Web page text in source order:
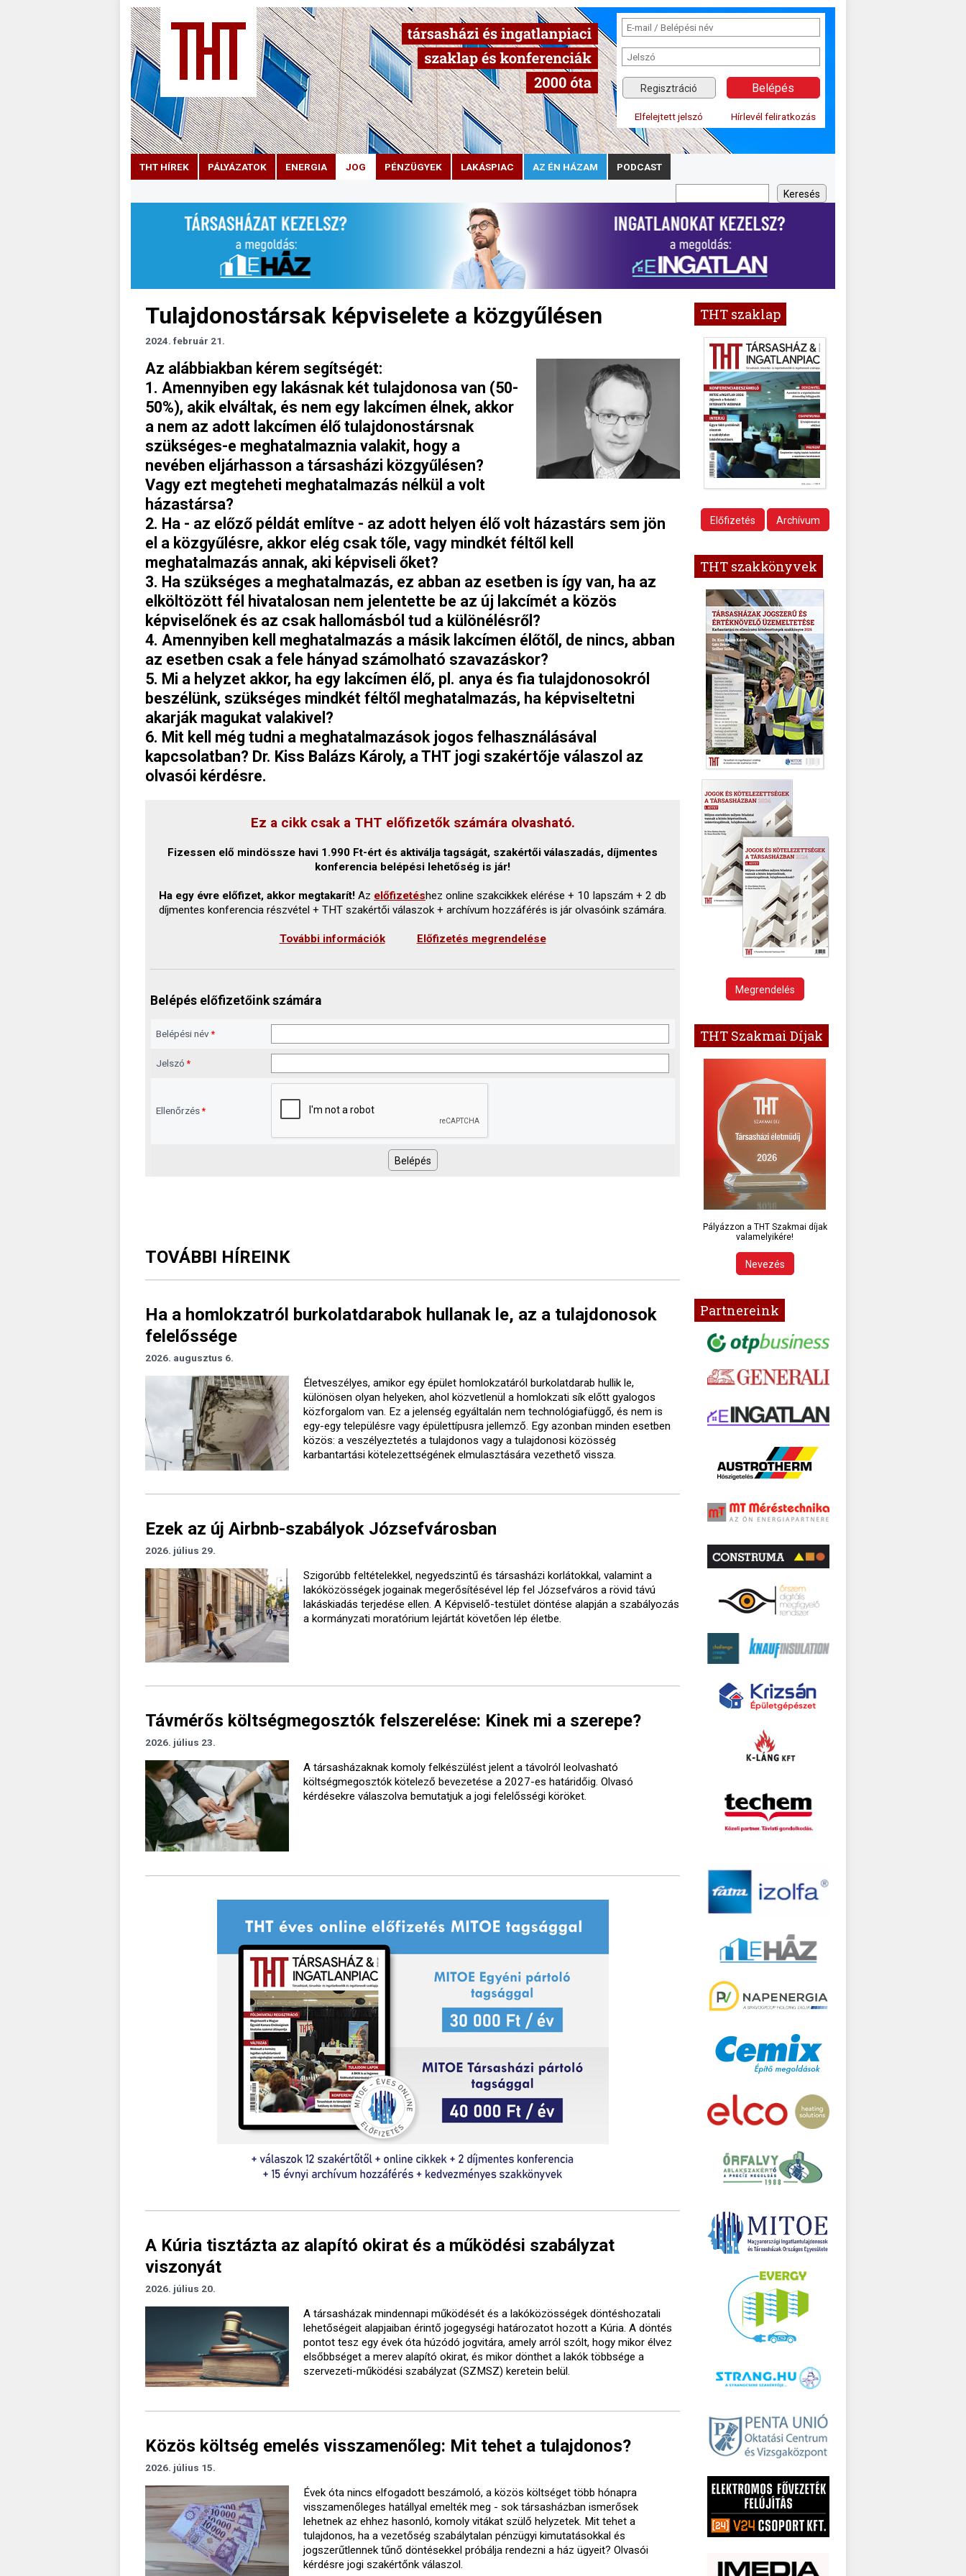
Regisztráció
Elfelejtett jelszó Hírlevél feliratkozás
THT HÍREK PÁLYÁZATOK ENERGIA JOG PÉNZÜGYEK LAKÁSPIAC AZ ÉN HÁZAM PODCAST
Tulajdonostársak képviselete a közgyűlésen
2024. február 21.
Az alábbiakban kérem segítségét:
1. Amennyiben egy lakásnak két tulajdonosa van (50-
50%), akik elváltak, és nem egy lakcímen élnek, akkor
a nem az adott lakcímen élő tulajdonostársnak
szükséges-e meghatalmaznia valakit, hogy a
nevében eljárhasson a társasházi közgyűlésen?
Vagy ezt megteheti meghatalmazás nélkül a volt
házastársa?
2. Ha - az előző példát említve - az adott helyen élő volt házastárs sem jön
el a közgyűlésre, akkor elég csak tőle, vagy mindkét féltől kell
meghatalmazás annak, aki képviseli őket?
3. Ha szükséges a meghatalmazás, ez abban az esetben is így van, ha az
elköltözött fél hivatalosan nem jelentette be az új lakcímét a közös
képviselőnek és az csak hallomásból tud a különélésről?
4. Amennyiben kell meghatalmazás a másik lakcímen élőtől, de nincs, abban
az esetben csak a fele hányad számolható szavazáskor?
5. Mi a helyzet akkor, ha egy lakcímen élő, pl. anya és fia tulajdonosokról
beszélünk, szükséges mindkét féltől meghatalmazás, ha képviseltetni
akarják magukat valakivel?
6. Mit kell még tudni a meghatalmazások jogos felhasználásával
kapcsolatban? Dr. Kiss Balázs Károly, a THT jogi szakértője válaszol az
olvasói kérdésre.
Ez a cikk csak a THT előfizetők számára olvasható.
Fizessen elő mindössze havi 1.990 Ft-ért és aktiválja tagságát, szakértői válaszadás, díjmentes
konferencia belépési lehetőség is jár!
Ha egy évre előfizet, akkor megtakarít! Az előfizetéshez online szakcikkek elérése + 10 lapszám + 2 db
díjmentes konferencia részvétel + THT szakértői válaszok + archívum hozzáférés is jár olvasóink számára.
További információk Előfizetés megrendelése
Belépés előfizetőink számára
Belépési név *
Jelszó *
Ellenőrzés *
TOVÁBBI HÍREINK
Ha a homlokzatról burkolatdarabok hullanak le, az a tulajdonosok
felelőssége
2026. augusztus 6.
Életveszélyes, amikor egy épület homlokzatáról burkolatdarab hullik le,
különösen olyan helyeken, ahol közvetlenül a homlokzati sík előtt gyalogos
közforgalom van. Ez a jelenség egyáltalán nem technológiafüggő, és nem is
egy-egy településre vagy épülettípusra jellemző. Egy azonban minden esetben
közös: a veszélyeztetés a tulajdonos vagy a tulajdonosi közösség
karbantartási kötelezettségének elmulasztására vezethető vissza.
Ezek az új Airbnb-szabályok Józsefvárosban
2026. július 29.
Szigorúbb feltételekkel, negyedszintű és társasházi korlátokkal, valamint a
lakóközösségek jogainak megerősítésével lép fel Józsefváros a rövid távú
lakáskiadás terjedése ellen. A Képviselő-testület döntése alapján a szabályozás
a kormányzati moratórium lejártát követően lép életbe.
Távmérős költségmegosztók felszerelése: Kinek mi a szerepe?
2026. július 23.
A társasházaknak komoly felkészülést jelent a távolról leolvasható
költségmegosztók kötelező bevezetése a 2027-es határidőig. Olvasó
kérdésekre válaszolva bemutatjuk a jogi felelősségi köröket.
A Kúria tisztázta az alapító okirat és a működési szabályzat
viszonyát
2026. július 20.
A társasházak mindennapi működését és a lakóközösségek döntéshozatali
lehetőségeit alapjaiban érintő jogegységi határozatot hozott a Kúria. A döntés
pontot tesz egy évek óta húzódó jogvitára, amely arról szólt, hogy mikor élvez
elsőbbséget a merev alapító okirat, és mikor dönthet a lakók többsége a
szervezeti-működési szabályzat (SZMSZ) keretein belül.
Közös költség emelés visszamenőleg: Mit tehet a tulajdonos?
2026. július 15.
Évek óta nincs elfogadott beszámoló, a közös költséget több hónapra
visszamenőleges hatállyal emelték meg - sok társasházban ismerősek
lehetnek az ehhez hasonló, komoly vitákat szülő helyzetek. Mit tehet a
tulajdonos, ha a vezetőség szabálytalan pénzügyi kimutatásokkal és
jogszerűtlennek tűnő döntésekkel próbálja rendezni a ház ügyeit? Olvasói
kérdésre jogi szakértőnk válaszol.
THT szaklap
Előfizetés Archívum
THT szakkönyvek
Megrendelés
THT Szakmai Díjak
Pályázzon a THT Szakmai díjak
valamelyikére!
Nevezés
Partnereink